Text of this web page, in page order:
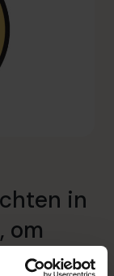
in
om
en